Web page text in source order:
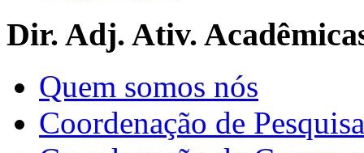
Dir. Adj. Ativ.
Quem somos nós
Coordenação de Pesquisa